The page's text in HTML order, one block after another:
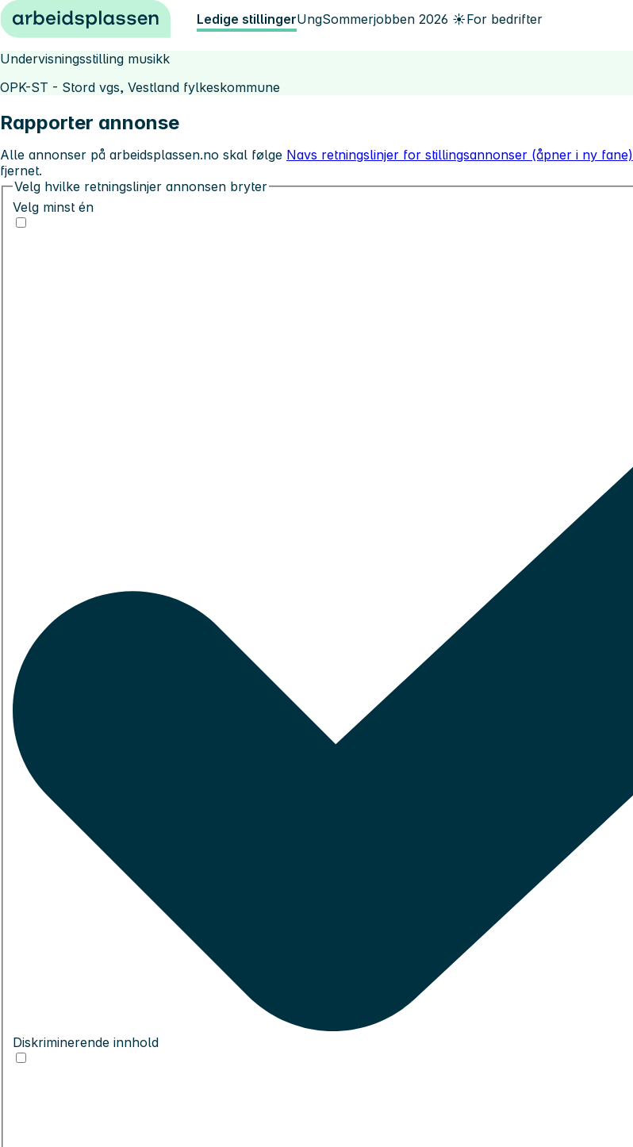
Hopp til innhold Ledige stillingerUngSommerjobben 2026 ☀️For bedrifter
Undervisningsstilling musikk
OPK-ST - Stord vgs, Vestland fylkeskommune
Rapporter annonse
Alle annonser på arbeidsplassen.no skal følge Navs retningslinjer for stillingsannonser (åpner i ny fane)
fjernet.
Velg hvilke retningslinjer annonsen bryter
Velg minst én
Diskriminerende innhold